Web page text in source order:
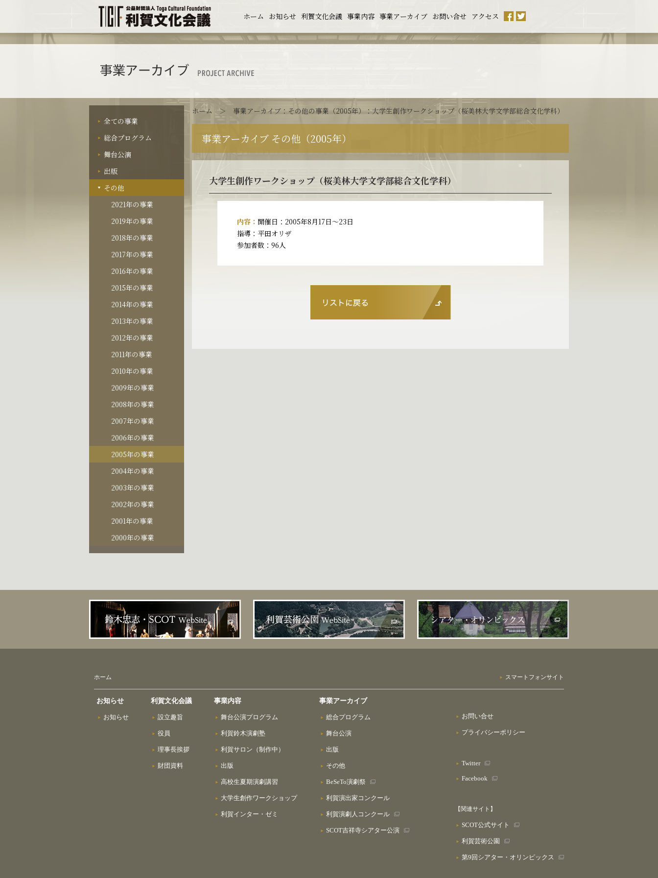
ホーム お知らせ 利賀文化会議 事業内容 事業アーカイブ お問い合せ アクセス
全ての事業
総合プログラム
舞台公演
出版
その他
2021年の事業
2019年の事業
2018年の事業
2017年の事業
2016年の事業
2015年の事業
2014年の事業
2013年の事業
2012年の事業
2011年の事業
2010年の事業
2009年の事業
2008年の事業
2007年の事業
2006年の事業
2005年の事業
2004年の事業
2003年の事業
2002年の事業
2001年の事業
2000年の事業
ホーム ＞ 事業アーカイブ ： その他の事業（2005年）：大学生創作ワークショップ（桜美林大学文学部総合文化学科）
事業アーカイブ その他（2005年）
大学生創作ワークショップ（桜美林大学文学部総合文化学科）
内容： 開催日：2005年8月17日～23日
指導：平田オリザ
参加者数：96人
ホーム スマートフォンサイト
お知らせ
お知らせ
利賀文化会議
設立趣旨
役員
理事長挨拶
財団資料
事業内容
舞台公演プログラム
利賀鈴木演劇塾
利賀サロン（制作中）
出版
高校生夏期演劇講習
大学生創作ワークショップ
利賀インター・ゼミ
事業アーカイブ
総合プログラム
舞台公演
出版
その他
BeSeTo演劇祭
利賀演出家コンクール
利賀演劇人コンクール
SCOT吉祥寺シアター公演
お問い合せ
プライバシーポリシー
Twitter
Facebook
【関連サイト】
SCOT公式サイト
利賀芸術公園
第9回シアター・オリンピックス